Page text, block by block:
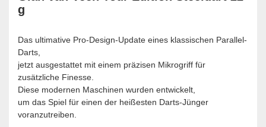
g
Das ultimative Pro-Design-Update eines klassischen Parallel-
Darts,
jetzt ausgestattet mit einem präzisen Mikrogriff für
zusätzliche Finesse.
Diese modernen Maschinen wurden entwickelt,
um das Spiel für einen der heißesten Darts-Jünger
voranzutreiben.